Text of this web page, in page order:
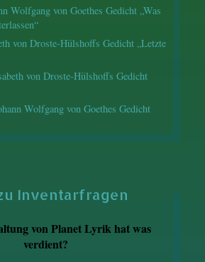
Wolfgang von Goethes Gedicht „Was
von Droste-Hülshoffs Gedicht „Letzte
von Droste-Hülshoffs Gedicht
Wolfgang von Goethes Gedicht
Inventarfragen
von Planet Lyrik hat was
verdient?